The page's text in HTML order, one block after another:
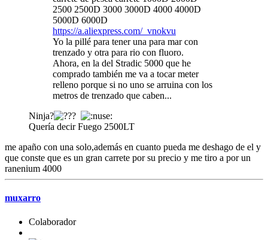
2500 2500D 3000 3000D 4000 4000D
5000D 6000D
https://a.aliexpress.com/_vnokvu
Yo la pillé para tener una para mar con
trenzado y otra para rio con fluoro.
Ahora, en la del Stradic 5000 que he
comprado también me va a tocar meter
relleno porque si no uno se arruina con los
metros de trenzado que caben...
Ninja?
Quería decir Fuego 2500LT
me apaño con una solo,además en cuanto pueda me deshago de el y
que conste que es un gran carrete por su precio y me tiro a por un
ranenium 4000
muxarro
Colaborador